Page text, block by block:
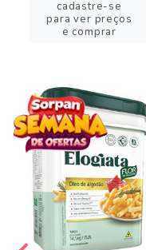
cadastre-se
para ver preços
e comprar